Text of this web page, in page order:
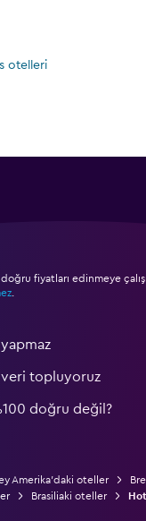
otelleri
fiyatları edinmeye
veri topluyoruz
doğru değil?
Amerika'daki oteller
Brasiliaki oteller